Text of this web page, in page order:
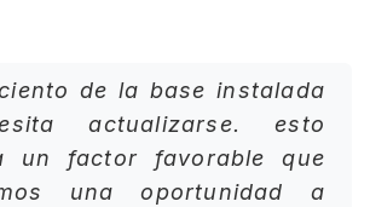
de la base instalada
actualizarse. esto
un factor favorable que
una oportunidad a